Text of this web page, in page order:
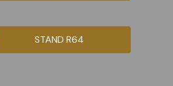
STAND R64